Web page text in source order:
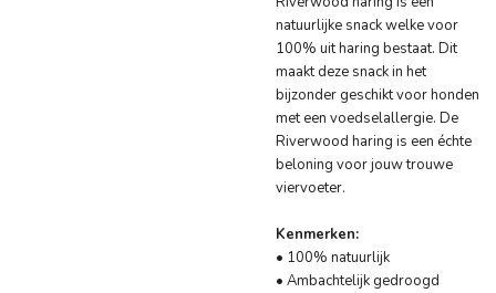
natuurlijke snack welke voor
100% uit haring bestaat. Dit
maakt deze snack in het
bijzonder geschikt voor honden
met een voedselallergie. De
Riverwood haring is een échte
beloning voor jouw trouwe
viervoeter.
Kenmerken:
• 100% natuurlijk
• Ambachtelijk gedroogd